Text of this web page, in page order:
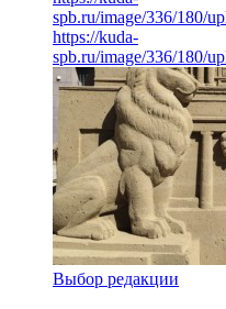
spb.ru/image/336/180/
https://kuda-
spb.ru/image/336/180/
Выбор редакции